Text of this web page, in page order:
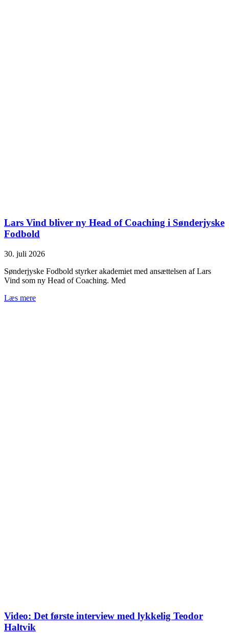
Lars Vind bliver ny Head of Coaching i Sønderjyske
Fodbold
30. juli 2026
Sønderjyske Fodbold styrker akademiet med ansættelsen af Lars
Vind som ny Head of Coaching. Med
Læs mere
Video: Det første interview med lykkelig Teodor
Haltvik